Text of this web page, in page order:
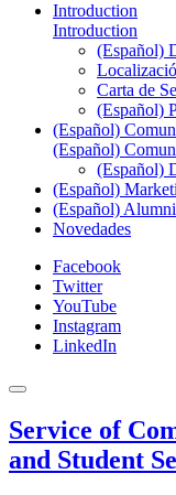
Introduction
Introduction
(Español)
Carta de
(Español)
(Español)
(Español)
(Español)
(Español)
(Español)
Novedades
Facebook
Twitter
YouTube
Instagram
LinkedIn
Service of
and Student